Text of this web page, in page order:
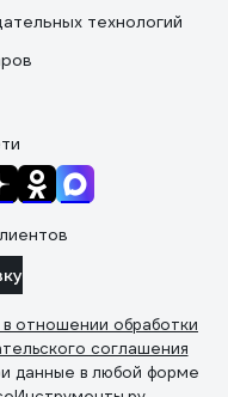
технологий
отношении обработки
соглашения
данные в любой форме